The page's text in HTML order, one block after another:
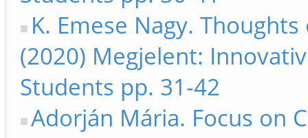
K. Emese Nagy.
(2020) Megjelent:
Students pp. 31-42
Adorján Mária. Focus on